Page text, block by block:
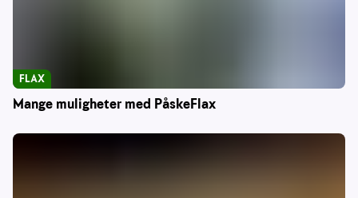
Mange muligheter med PåskeFlax
FLAX